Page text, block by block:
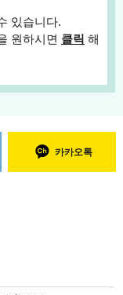
있습니다.
원하시면 클릭 해
카카오톡